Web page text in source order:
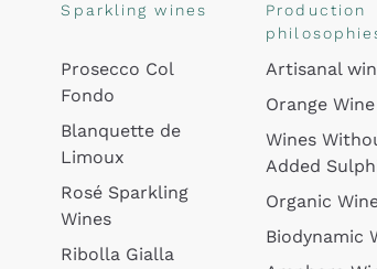
Sparkling wines
Prosecco Col
Fondo
Blanquette de
Limoux
Rosé Sparkling
Wines
Ribolla Gialla
Production
Artisanal
Orange Wine
Wines
Added
Organic
Biodynamic